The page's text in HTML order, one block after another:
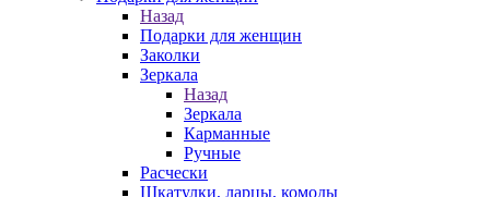
Назад
Подарки для женщин
Заколки
Зеркала
Назад
Зеркала
Карманные
Ручные
Расчески
Шкатулки, ларцы, комоды